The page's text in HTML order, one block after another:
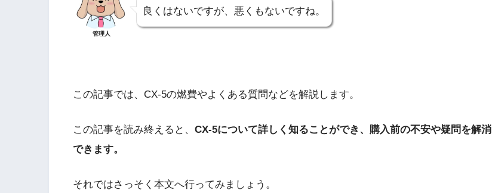
管理人
良くはないですが、悪くもないですね。
この記事では、CX-5の燃費やよくある質問などを解説します。
この記事を読み終えると、 CX-5について詳しく知ることができ、購入前の不安や疑問を解消
できます。
それではさっそく本文へ行ってみましょう。